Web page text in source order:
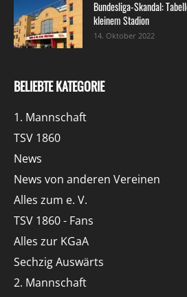
Bundesliga-Skandal:
kleinem Stadion
14. Oktober 2022
BELIEBTE KATEGORIE
1. Mannschaft
TSV 1860
News
News von anderen Vereinen
Alles zum e. V.
TSV 1860 - Fans
Alles zur KGaA
Sechzig Auswärts
2. Mannschaft